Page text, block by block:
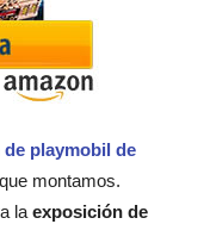
playmobil de
montamos.
la exposición de